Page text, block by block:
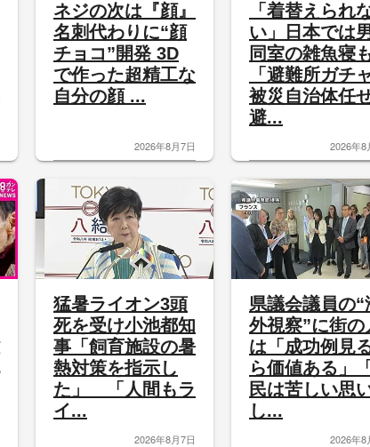
ネジの次は『顔』
名刺代わりに“顔
チョコ”開発 3D
で作った超精工な
自分の顔 ...
2026年8月7日
「着替えられ
い」日本では
同室の雑魚寝
「避難所ガチャ
被災自治体任
避...
2026年8
猛暑ライオン3頭
死を受け小池都知
事「飼育施設の暑
熱対策を指示し
た」 「人間もラ
イ...
2026年8月7日
県議会議員の“
外視察”に街の
は「成功例見
ら価値ある」
民は苦しい思
し...
2026年8